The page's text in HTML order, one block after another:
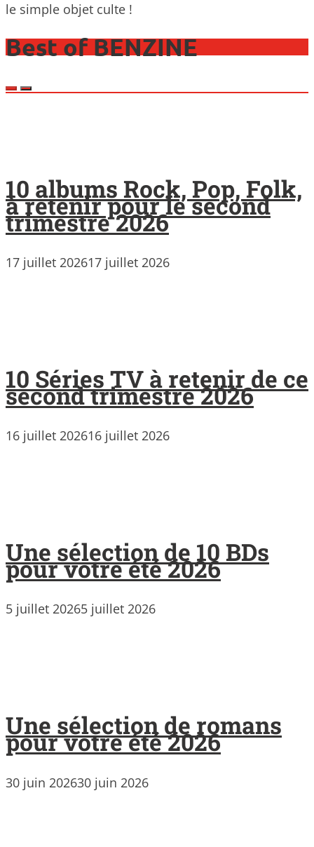
le simple objet culte !
Best of BENZINE
10 albums Rock, Pop, Folk,
à retenir pour le second
trimestre 2026
17 juillet 202617 juillet 2026
10 Séries TV à retenir de ce
second trimestre 2026
16 juillet 202616 juillet 2026
Une sélection de 10 BDs
pour votre été 2026
5 juillet 20265 juillet 2026
Une sélection de romans
pour votre été 2026
30 juin 202630 juin 2026